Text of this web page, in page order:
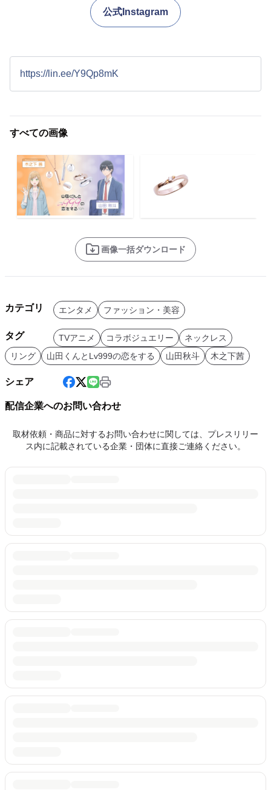
公式Instagram
https://lin.ee/Y9Qp8mK
すべての画像
画像一括ダウンロード
カテゴリ エンタメ ファッション・美容
タグ TVアニメ コラボジュエリー
ネックレス
リング
山田くんとLv999の恋をする 山田秋斗 木之下茜
シェア
配信企業へのお問い合わせ
取材依頼・商品に対するお問い合わせに関しては、プレスリリー
ス内に記載されている企業・団体に直接ご連絡ください。